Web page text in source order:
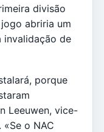
divisão
abriria um
invalidação de
porque
Leeuwen, vice-
«Se o NAC